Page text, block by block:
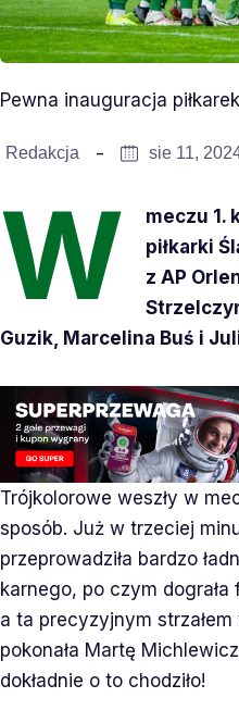
Pewna inauguracja
Redakcja sie 11,
W
meczu 1.
piłkarki
z AP
Guzik, Marcelina Buś i
Trójkolorowe weszły w
sposób. Już w trzeciej
przeprowadziła bardzo
karnego, po czym
a ta precyzyjnym
pokonała Martę
dokładnie o to chodziło!